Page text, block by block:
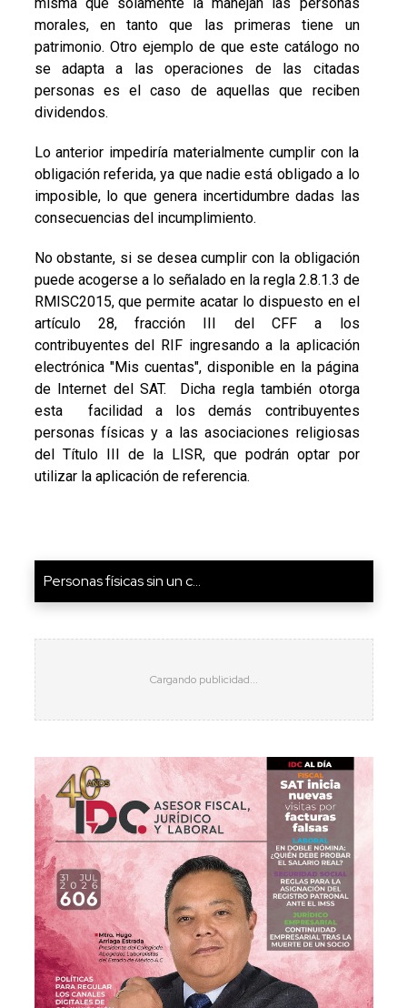
morales, en tanto que las primeras tiene un
patrimonio. Otro ejemplo de que este catálogo no
se adapta a las operaciones de las citadas
personas es el caso de aquellas que reciben
dividendos.
Lo anterior impediría materialmente cumplir con la
obligación referida, ya que nadie está obligado a lo
imposible, lo que genera incertidumbre dadas las
consecuencias del incumplimiento.
No obstante, si se desea cumplir con la obligación
puede acogerse a lo señalado en la regla 2.8.1.3 de
RMISC2015, que permite acatar lo dispuesto en el
artículo 28, fracción III del CFF a los
contribuyentes del RIF ingresando a la aplicación
electrónica "Mis cuentas", disponible en la página
de Internet del SAT. Dicha regla también otorga
esta facilidad a los demás contribuyentes
personas físicas y a las asociaciones religiosas
del Título III de la LISR, que podrán optar por
utilizar la aplicación de referencia.
Personas físicas sin un c...